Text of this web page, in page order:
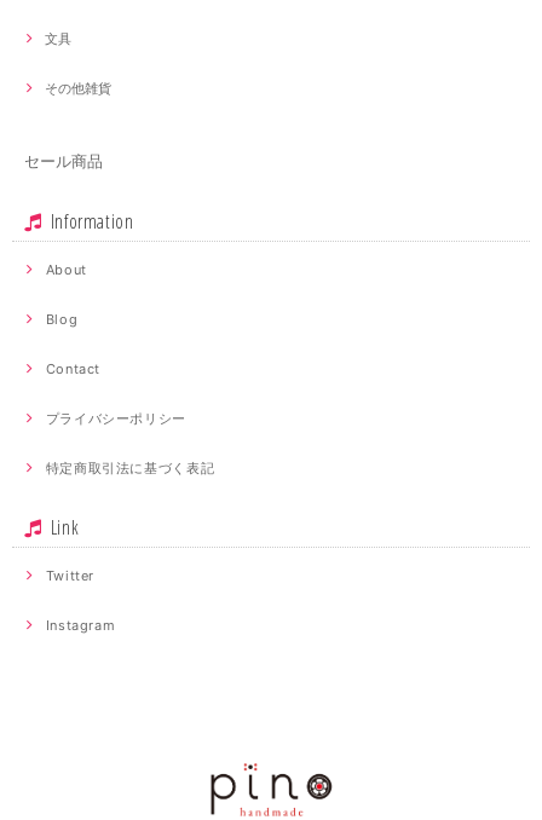
文具
その他雑貨
セール商品
Information
About
Blog
Contact
プライバシーポリシー
特定商取引法に基づく表記
Link
Twitter
Instagram